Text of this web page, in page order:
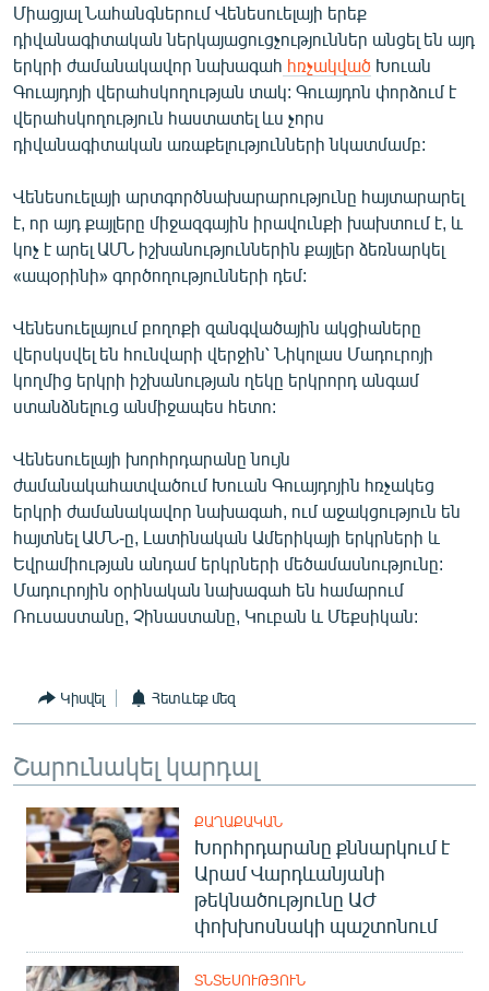
ՓՈԴՔԱՍԹ
Հայերեն
English
ՀԵՏԵՎԵՔ ՄԵԶ
«Ազատության» բոլոր կայքերը
Միացյալ Նահանգներում Վենեսուելայի երեք
դիվանագիտական ներկայացուցչություններ անցել են այդ
երկրի ժամանակավոր նախագահ հռչակված Խուան
Գուայդոյի վերահսկողության տակ: Գուայդոն փորձում է
վերահսկողություն հաստատել ևս չորս
դիվանագիտական առաքելությունների նկատմամբ:
Վենեսուելայի արտգործնախարարությունը հայտարարել
է, որ այդ քայլերը միջազգային իրավունքի խախտում է, և
կոչ է արել ԱՄՆ իշխանություններին քայլեր ձեռնարկել
«ապօրինի» գործողությունների դեմ:
Վենեսուելայում բողոքի զանգվածային ակցիաները
վերսկսվել են հունվարի վերջին՝ Նիկոլաս Մադուրոյի
կողմից երկրի իշխանության ղեկը երկրորդ անգամ
ստանձնելուց անմիջապես հետո:
Վենեսուելայի խորհրդարանը նույն
ժամանակահատվածում Խուան Գուայդոյին հռչակեց
երկրի ժամանակավոր նախագահ, ում աջակցություն են
հայտնել ԱՄՆ-ը, Լատինական Ամերիկայի երկրների և
Եվրամիության անդամ երկրների մեծամասնությունը:
Մադուրոյին օրինական նախագահ են համարում
Ռուսաստանը, Չինաստանը, Կուբան և Մեքսիկան:
Կիսվել Հետևեք մեզ
Շարունակել կարդալ
ՔԱՂԱՔԱԿԱՆ
Խորհրդարանը քննարկում է
Արամ Վարդևանյանի
թեկնածությունը ԱԺ
փոխխոսնակի պաշտոնում
ՏՆՏԵՍՈՒԹՅՈՒՆ